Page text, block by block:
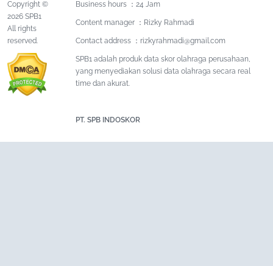
Copyright ©
2026 SPB1
All rights
reserved.
Business hours ：24 Jam
Content manager ：Rizky Rahmadi
Contact address ： rizkyrahmadi@gmail.com
SPB1 adalah produk data skor olahraga perusahaan,
yang menyediakan solusi data olahraga secara real
time dan akurat.
PT. SPB INDOSKOR